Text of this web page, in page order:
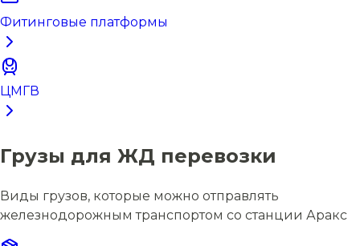
Фитинговые платформы
ЦМГВ
Грузы для ЖД перевозки
Виды грузов, которые можно отправлять
железнодорожным транспортом со станции Аракс